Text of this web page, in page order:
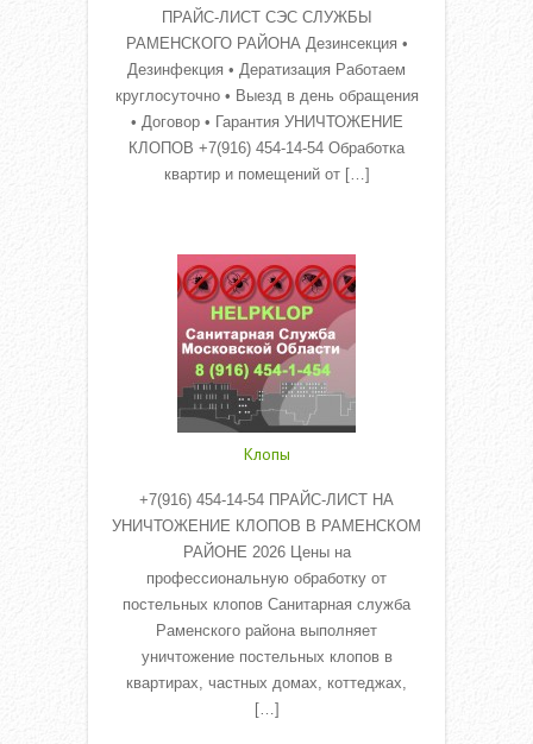
ПРАЙС-ЛИСТ СЭС СЛУЖБЫ
РАМЕНСКОГО РАЙОНА Дезинсекция •
Дезинфекция • Дератизация Работаем
круглосуточно • Выезд в день обращения
• Договор • Гарантия УНИЧТОЖЕНИЕ
КЛОПОВ +7(916) 454-14-54 Обработка
квартир и помещений от […]
Клопы
+7(916) 454-14-54 ПРАЙС-ЛИСТ НА
УНИЧТОЖЕНИЕ КЛОПОВ В РАМЕНСКОМ
РАЙОНЕ 2026 Цены на
профессиональную обработку от
постельных клопов Санитарная служба
Раменского района выполняет
уничтожение постельных клопов в
квартирах, частных домах, коттеджах,
[…]